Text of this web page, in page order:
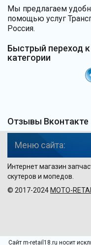
Мы предлагаем
помощью услуг
Россия.
Быстрый переход
категории
Отзывы Вконтакте
Меню сайта:
Интернет магазин
скутеров и мопедов.
© 2017-2024 MOTO-
Сайт m-retail18.ru носит